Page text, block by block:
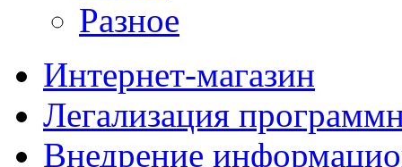
Разное
Интернет-магазин
Легализация
Внедрение